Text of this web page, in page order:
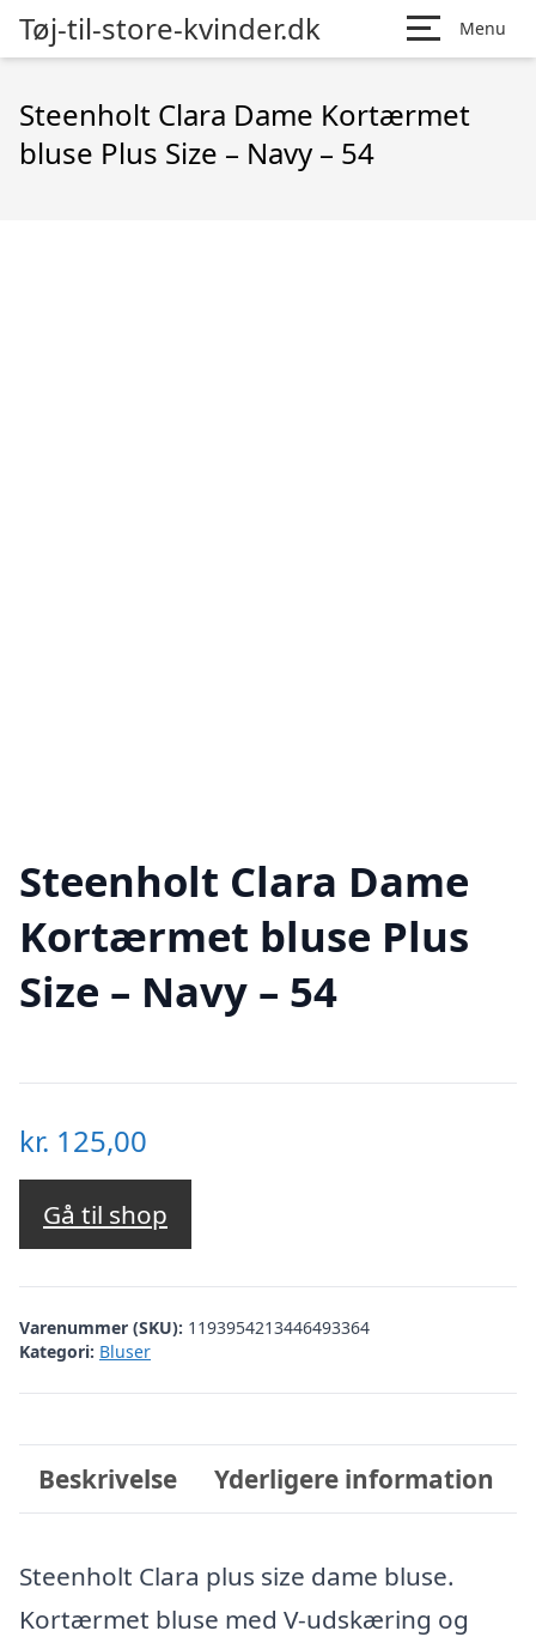
Tøj-til-store-kvinder.dk Menu
Steenholt Clara Dame Kortærmet
bluse Plus Size – Navy – 54
Steenholt Clara Dame
Kortærmet bluse Plus
Size – Navy – 54
kr. 125,00
Gå til shop
Varenummer (SKU): 1193954213446493364
Kategori: Bluser
Beskrivelse Yderligere information
Steenholt Clara plus size dame bluse.
Kortærmet bluse med V-udskæring og